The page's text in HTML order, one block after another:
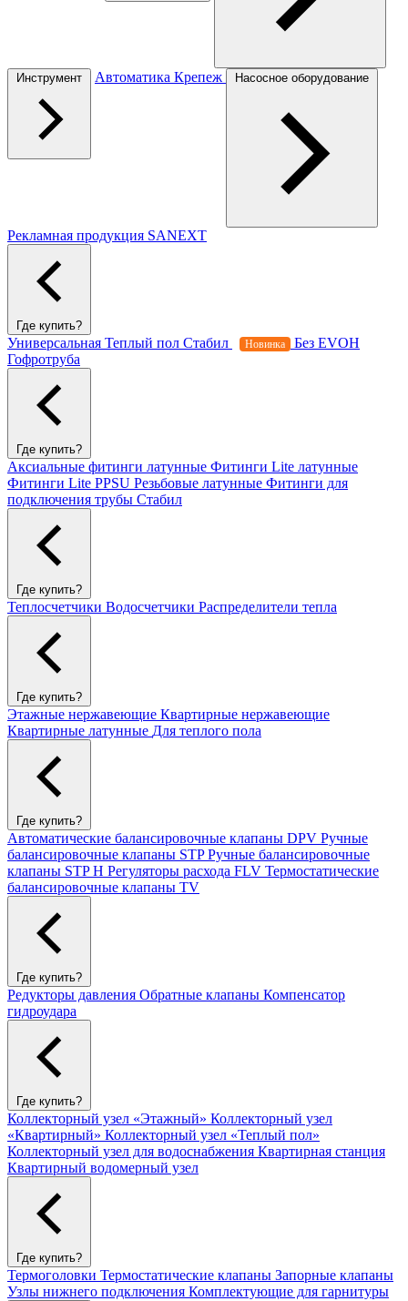
Инструмент Автоматика Крепеж Насосное оборудование
Рекламная продукция SANEXT
Где купить?
Универсальная Теплый пол Стабил Новинка
Без EVOH
Гофротруба
Где купить?
Аксиальные фитинги латунные Фитинги Lite латунные
Фитинги Lite PPSU Резьбовые латунные Фитинги для
подключения трубы Стабил
Где купить?
Теплосчетчики Водосчетчики Распределители тепла
Где купить?
Этажные нержавеющие Квартирные нержавеющие
Квартирные латунные Для теплого пола
Где купить?
Автоматические балансировочные клапаны DPV Ручные
балансировочные клапаны STPРучные балансировочные
клапаны STP H Регуляторы расхода FLV Термостатические
балансировочные клапаны TV
Где купить?
Редукторы давления Обратные клапаны Компенсатор
гидроудара
Где купить?
Коллекторный узел «Этажный» Коллекторный узел
«Квартирный» Коллекторный узел «Теплый пол»
Коллекторный узел для водоснабжения Квартирная станция
Квартирный водомерный узел
Где купить?
Термоголовки Термостатические клапаны Запорные клапаны
Узлы нижнего подключения Комплектующие для гарнитуры